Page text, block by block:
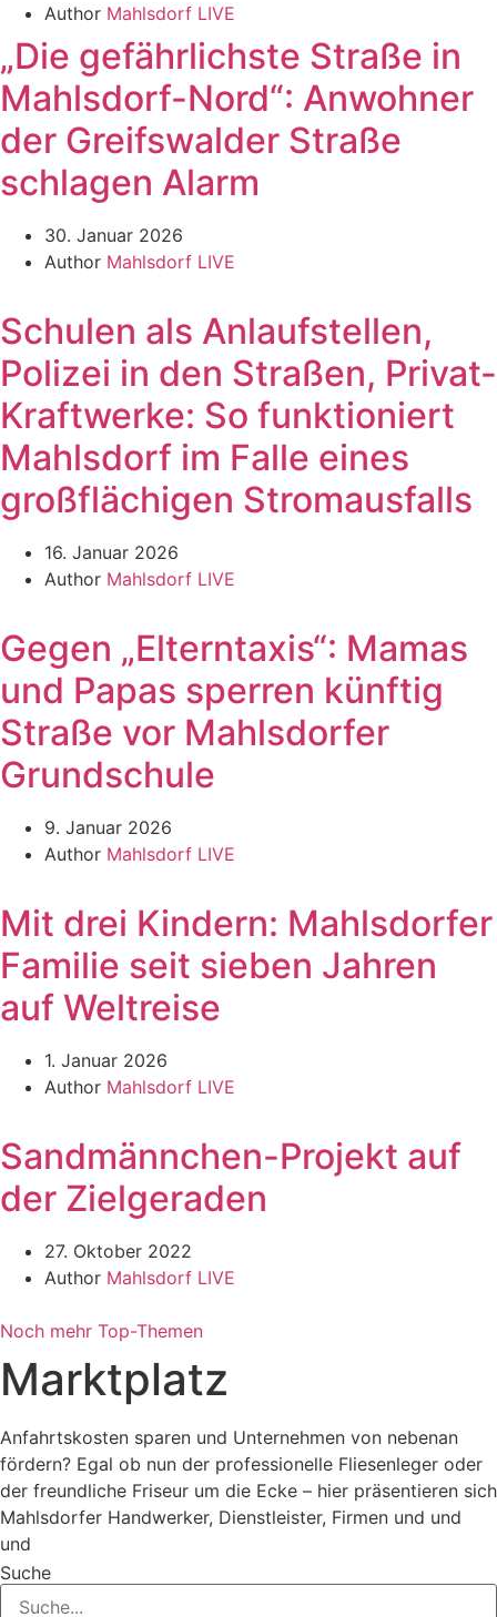
Author Mahlsdorf LIVE
„Die gefährlichste Straße in
Mahlsdorf-Nord“: Anwohner
der Greifswalder Straße
schlagen Alarm
30. Januar 2026
Author Mahlsdorf LIVE
Schulen als Anlaufstellen,
Polizei in den Straßen, Privat-
Kraftwerke: So funktioniert
Mahlsdorf im Falle eines
großflächigen Stromausfalls
16. Januar 2026
Author Mahlsdorf LIVE
Gegen „Elterntaxis“: Mamas
und Papas sperren künftig
Straße vor Mahlsdorfer
Grundschule
9. Januar 2026
Author Mahlsdorf LIVE
Mit drei Kindern: Mahlsdorfer
Familie seit sieben Jahren
auf Weltreise
1. Januar 2026
Author Mahlsdorf LIVE
Sandmännchen-Projekt auf
der Zielgeraden
27. Oktober 2022
Author Mahlsdorf LIVE
Noch mehr Top-Themen
Marktplatz
Anfahrtskosten sparen und Unternehmen von nebenan
fördern? Egal ob nun der professionelle Fliesenleger oder
der freundliche Friseur um die Ecke – hier präsentieren sich
Mahlsdorfer Handwerker, Dienstleister, Firmen und und
und
Suche